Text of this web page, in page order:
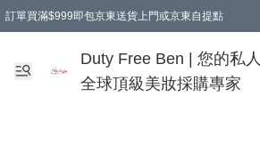
訂單買滿$999即包京東送貨上門或京東自提點
Duty Free Ben | 您的私人
全球頂級美妝採購專家